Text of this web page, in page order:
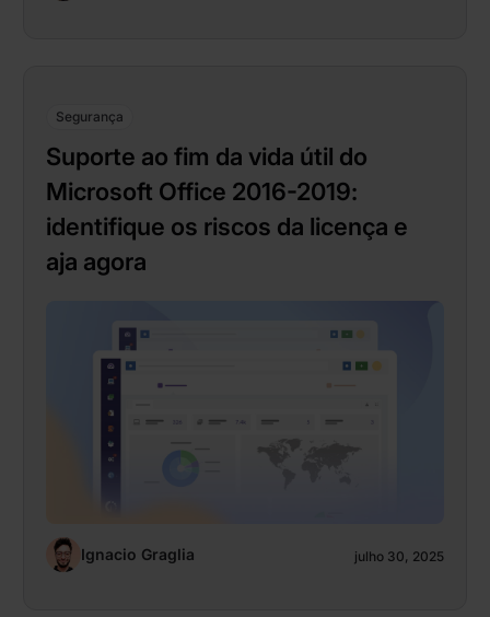
Segurança
Suporte ao fim da vida útil do
Microsoft Office 2016-2019:
identifique os riscos da licença e
aja agora
Ignacio Graglia julho 30, 2025